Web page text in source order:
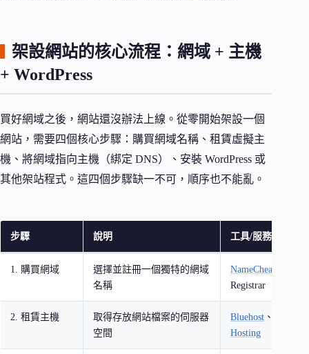
架設網站的核心流程：網域 + 主機
+ WordPress
買好網域之後，網站還沒辦法上線。從零開始架設一個
網站，需要四個核心步驟：購買網域名稱、租賃虛擬主
機、將網域指向主機（綁定 DNS）、安裝 WordPress 或
其他架站程式。這四個步驟缺一不可，順序也不能亂。
步驟 說明 工具/服務
1. 購買網域
選擇並註冊一個獨特的網域
名稱
NameCheap
Registrar
2. 租賃主機
取得存放網站檔案的伺服器
空間
Bluehost 、
Hosting